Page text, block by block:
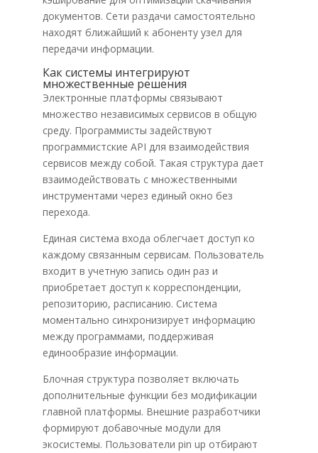
документов. Сети раздачи самостоятельно
находят ближайший к абоненту узел для
передачи информации.
Как системы интегрируют
множественные решения
Электронные платформы связывают
множество независимых сервисов в общую
среду. Программисты задействуют
программистские API для взаимодействия
сервисов между собой. Такая структура дает
взаимодействовать с множественными
инструментами через единый окно без
перехода.
Единая система входа облегчает доступ ко
каждому связанным сервисам. Пользователь
входит в учетную запись один раз и
приобретает доступ к корреспонденции,
репозиторию, расписанию. Система
моментально синхронизирует информацию
между программами, поддерживая
единообразие информации.
Блочная структура позволяет включать
дополнительные функции без модификации
главной платформы. Внешние разработчики
формируют добавочные модули для
экосистемы. Пользователи pin up отбирают